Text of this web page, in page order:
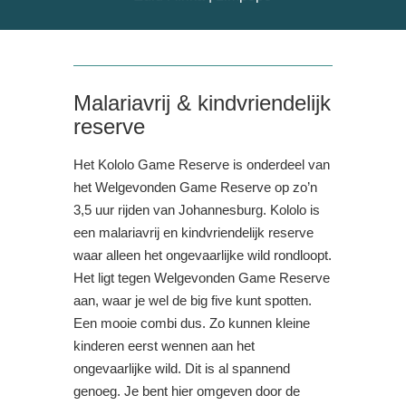
Malariavrij & kindvriendelijk
reserve
Het Kololo Game Reserve is onderdeel van
het Welgevonden Game Reserve op zo’n
3,5 uur rijden van Johannesburg. Kololo is
een malariavrij en kindvriendelijk reserve
waar alleen het ongevaarlijke wild rondloopt.
Het ligt tegen Welgevonden Game Reserve
aan, waar je wel de big five kunt spotten.
Een mooie combi dus. Zo kunnen kleine
kinderen eerst wennen aan het
ongevaarlijke wild. Dit is al spannend
genoeg. Je bent hier omgeven door de